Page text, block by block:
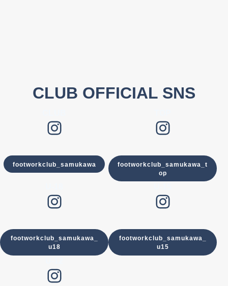
CLUB OFFICIAL SNS
Instagram
footworkclub_samukawa
Instagram
footworkclub_samukawa_t
op
Instagram
footworkclub_samukawa_
u18
Instagram
footworkclub_samukawa_
u15
Instagram